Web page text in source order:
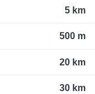
5 km
500 m
20 km
30 km